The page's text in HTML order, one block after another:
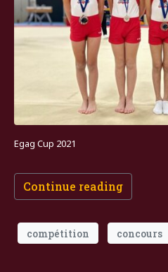
Egag Cup 2021
Continue reading
compétition concours